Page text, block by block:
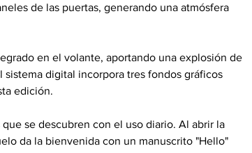
de las puertas, generando una atmósfera
en el volante, aportando una explosión de
digital incorpora tres fondos gráficos
edición.
se descubren con el uso diario. Al abrir la
da la bienvenida con un manuscrito "Hello"